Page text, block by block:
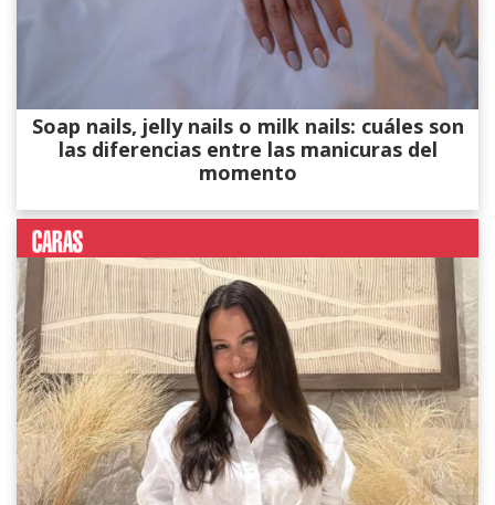
Soap nails, jelly nails o milk nails: cuáles son
las diferencias entre las manicuras del
momento